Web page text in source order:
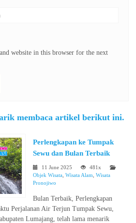
website in this browser for the next
membaca artikel berikut ini.
Perlengkapan ke Tumpak
Sewu dan Bulan Terbaik
11 June 2025
481x
Objek Wisata Wisata Alam Wisata
Pronojiwo
Bulan Terbaik, Perlengkapan
Perjalanan Air Terjun Tumpak Sewu,
Lumajang, telah lama menarik